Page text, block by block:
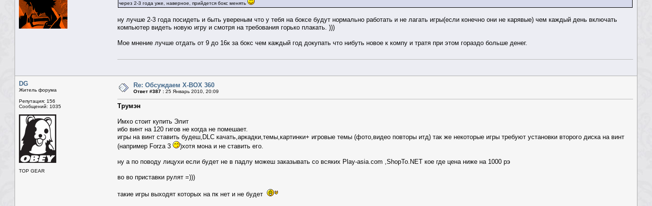
через 2-3 года уже, наверное, прийдется бокс менять
ну лучше 2-3 года посидеть и быть увереным что у тебя на боксе будут нормально работать и не лагать игры(если конечно они не карявые) чем каждый день включать
компьютер видеть новую игру и смотря на требования горько плакать. )))
Мое мнение лучше отдать от 9 до 16к за бокс чем каждый год докупать что нибуть новое к компу и тратя при этом гораздо больше денег.
DG
Житель форума
Репутация: 156
Сообщений: 1035
TOP GEAR
Re: Обсуждаем X-BOX 360
Ответ #387 : 25 Январь 2010, 20:09
Трумэн
Имхо стоит купить Элит
ибо винт на 120 гигов не когда не помешает.
игры на винт ставить будеш,DLC качать,аркадки,темы,картинки+ игровые темы (фото,видео повторы итд) так же некоторые игры требуют установки второго диска на винт
(например Forza 3
)хотя мона и не ставить его.
ну а по поводу лицухи если будет не в падлу можеш заказывать со всяких Play-asia.com ,ShopTo.NET кое где цена ниже на 1000 рэ
во во приставки рулят =)))
такие игры выходят которых на пк нет и не будет